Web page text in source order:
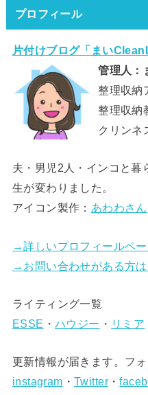
プロフィール
片付けブログ「まい
管理人：
整理収納
整理収納
クリンネ
夫・男児2人・インコと暮
生が変わりました。
アイコン製作： あわわさん
→詳しいプロフィールペ
→お問い合わせがある方
ライティング一覧
ESSE ・ ハウジー ・ リミア
更新情報が届きます。フォ
instagram ・Twitter・